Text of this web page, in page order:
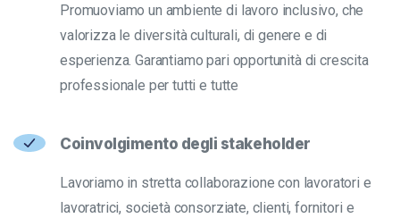
Promuoviamo un ambiente di lavoro inclusivo, che
valorizza le diversità culturali, di genere e di
esperienza. Garantiamo pari opportunità di crescita
professionale per tutti e tutte
Coinvolgimento degli stakeholder
Lavoriamo in stretta collaborazione con lavoratori e
lavoratrici, società consorziate, clienti, fornitori e